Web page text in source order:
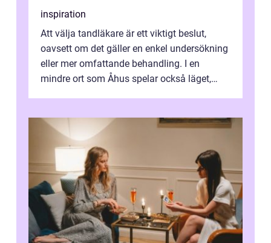
inspiration
Att välja tandläkare är ett viktigt beslut,
oavsett om det gäller en enkel undersökning
eller mer omfattande behandling. I en
mindre ort som Åhus spelar också läget,